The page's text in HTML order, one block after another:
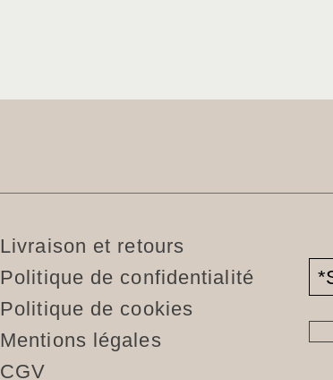
Livraison et retours
Politique de confidentialité
Politique de cookies
Mentions légales
CGV